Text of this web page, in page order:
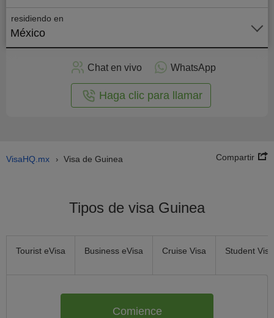
residiendo en
México
Chat en vivo WhatsApp
Haga clic para llamar
VisaHQ.mx › Visa de Guinea Compartir
Tipos de visa Guinea
Tourist eVisa Business eVisa Cruise Visa Student Visa
Comience